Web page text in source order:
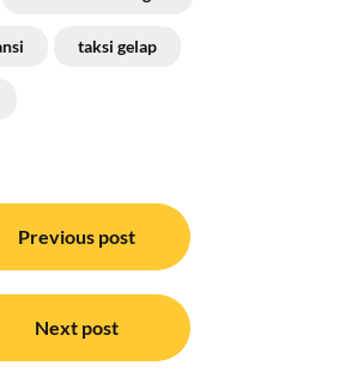
taksi gelap
Previous post
Next post